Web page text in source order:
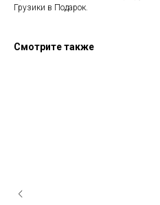
Грузики в Подарок.
Смотрите также